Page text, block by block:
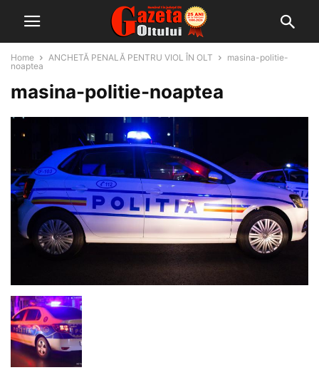
Home ANCHETĂ PENALĂ PENTRU VIOL ÎN OLT
masina-politie-
noaptea
masina-politie-noaptea